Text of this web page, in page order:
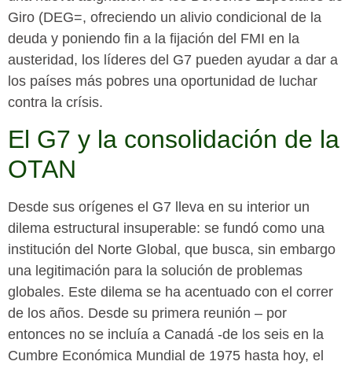
Giro (DEG=, ofreciendo un alivio condicional de la
deuda y poniendo fin a la fijación del FMI en la
austeridad, los líderes del G7 pueden ayudar a dar a
los países más pobres una oportunidad de luchar
contra la crísis.
El G7 y la consolidación de la
OTAN
Desde sus orígenes el G7 lleva en su interior un
dilema estructural insuperable: se fundó como una
institución del Norte Global, que busca, sin embargo
una legitimación para la solución de problemas
globales. Este dilema se ha acentuado con el correr
de los años. Desde su primera reunión – por
entonces no se incluía a Canadá -de los seis en la
Cumbre Económica Mundial de 1975 hasta hoy, el